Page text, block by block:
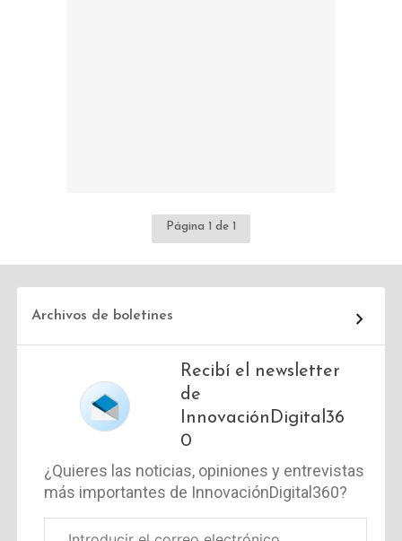
Página 1 de 1
Archivos de boletines
Recibí el newsletter
de
InnovaciónDigital36
0
¿Quieres las noticias, opiniones y entrevistas
más importantes de InnovaciónDigital360?